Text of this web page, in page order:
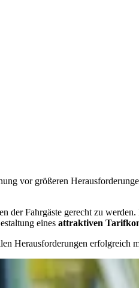
vor größeren
der Fahrgäste gerecht zu
eines attraktiven
Herausforderungen erfolgreich